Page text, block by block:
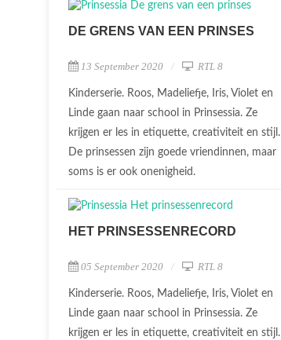
DE GRENS VAN EEN PRINSES
13 September 2020 RTL 8
Kinderserie. Roos, Madeliefje, Iris, Violet en
Linde gaan naar school in Prinsessia. Ze
krijgen er les in etiquette, creativiteit en stijl.
De prinsessen zijn goede vriendinnen, maar
soms is er ook onenigheid.
HET PRINSESSENRECORD
05 September 2020 RTL 8
Kinderserie. Roos, Madeliefje, Iris, Violet en
Linde gaan naar school in Prinsessia. Ze
krijgen er les in etiquette, creativiteit en stijl.